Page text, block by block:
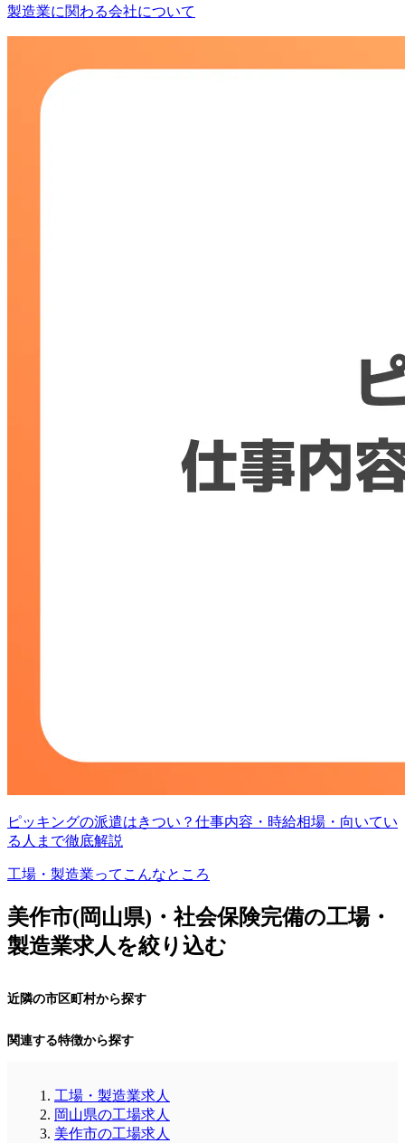
製造業に関わる会社について
ピッキングの派遣はきつい？仕事内容・時給相場・向いてい
る人まで徹底解説
工場・製造業ってこんなところ
美作市(岡山県)・社会保険完備の工場・
製造業求人を絞り込む
近隣の市区町村から探す
関連する特徴から探す
工場・製造業求人
岡山県の工場求人
美作市の工場求人